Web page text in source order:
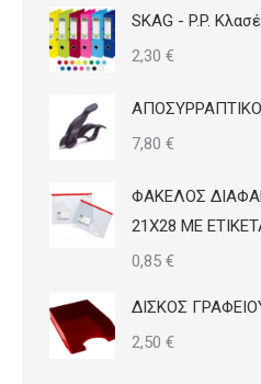
SKAG - P.P.
2,30 €
7,80 €
ΦΑΚΕΛΟΣ
21Χ28 ΜΕ
0,85 €
ΔΙΣΚΟΣ
2,50 €